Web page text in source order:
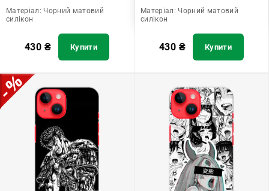
Матеріал: Чорний матовий
силікон
430 ₴ Купити
Матеріал: Чорний матовий
силікон
430 ₴ Купити